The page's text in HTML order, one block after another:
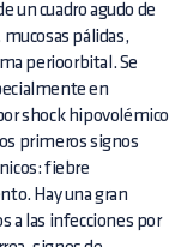
un cuadro agudo de
pálidas,
perioorbital. Se
en
shock hipovolémico
primeros signos
fiebre
Hay una gran
a las infecciones por